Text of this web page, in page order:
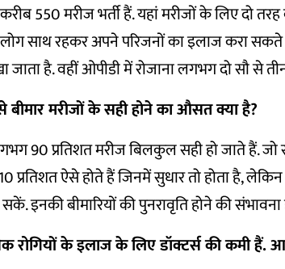
550 मरीज भर्ती हैं. यहां मरीजों के लिए दो तरह
साथ रहकर अपने परिजनों का इलाज करा सकते
जाता है. वहीं ओपीडी में रोजाना लगभग दो सौ से
मरीजों के सही होने का औसत क्या है?
90 प्रतिशत मरीज बिलकुल सही हो जाते हैं.
प्रतिशत ऐसे होते हैं जिनमें सुधार तो होता है, लेकिन
इनकी बीमारियों की पुनरावृति होने की संभावना
रोगियों के इलाज के लिए डॉक्टर्स की कमी हैं.